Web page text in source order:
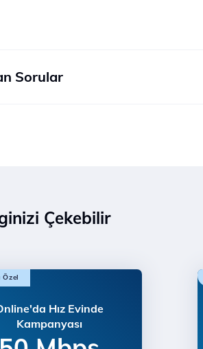
Sorular
Çekebilir
Özel
Hız Evinde
Kampanyası